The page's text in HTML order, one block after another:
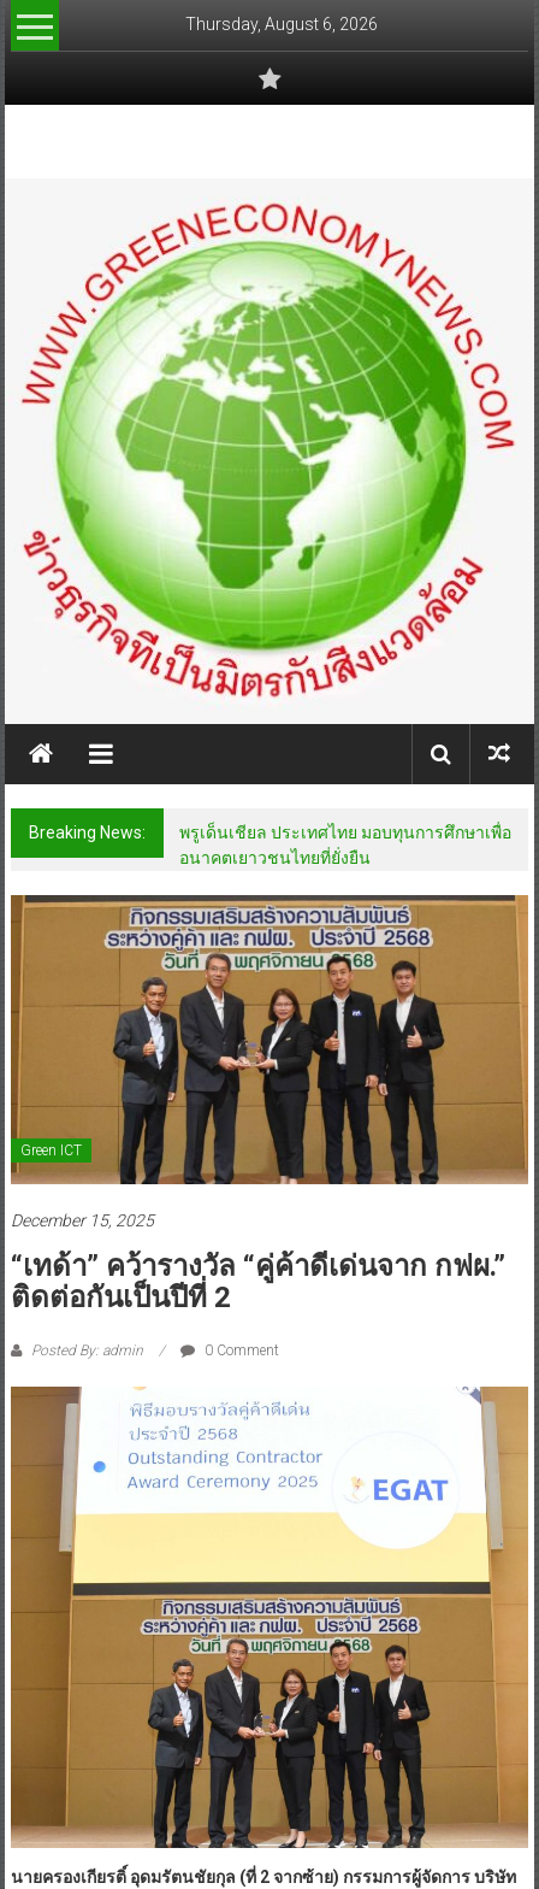
Skip
to
Thursday, August 6, 2026
Breaking News:
พรูเด็นเชียล ประเทศไทย มอบทุนการศึกษาเพื่อ
อนาคตเยาวชนไทยที่ยั่งยืน
Green ICT
December 15, 2025
“เทด้า” คว้ารางวัล “คู่ค้าดีเด่นจาก กฟผ.”
ติดต่อกันเป็นปีที่ 2
Posted By: admin 0 Comment
นายครองเกียรติ์ อุดมรัตนชัยกุล (ที่ 2 จากซ้าย) กรรมการผู้จัดการ บริษัท